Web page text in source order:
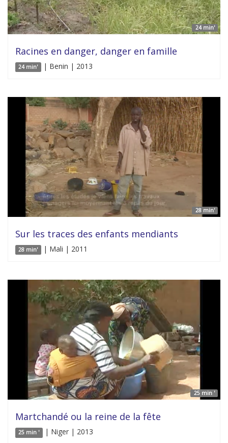
24 min'
Racines en danger, danger en famille
24 min' | Benin | 2013
28 min'
Sur les traces des enfants mendiants
28 min' | Mali | 2011
25 min '
Martchandé ou la reine de la fête
25 min ' | Niger | 2013